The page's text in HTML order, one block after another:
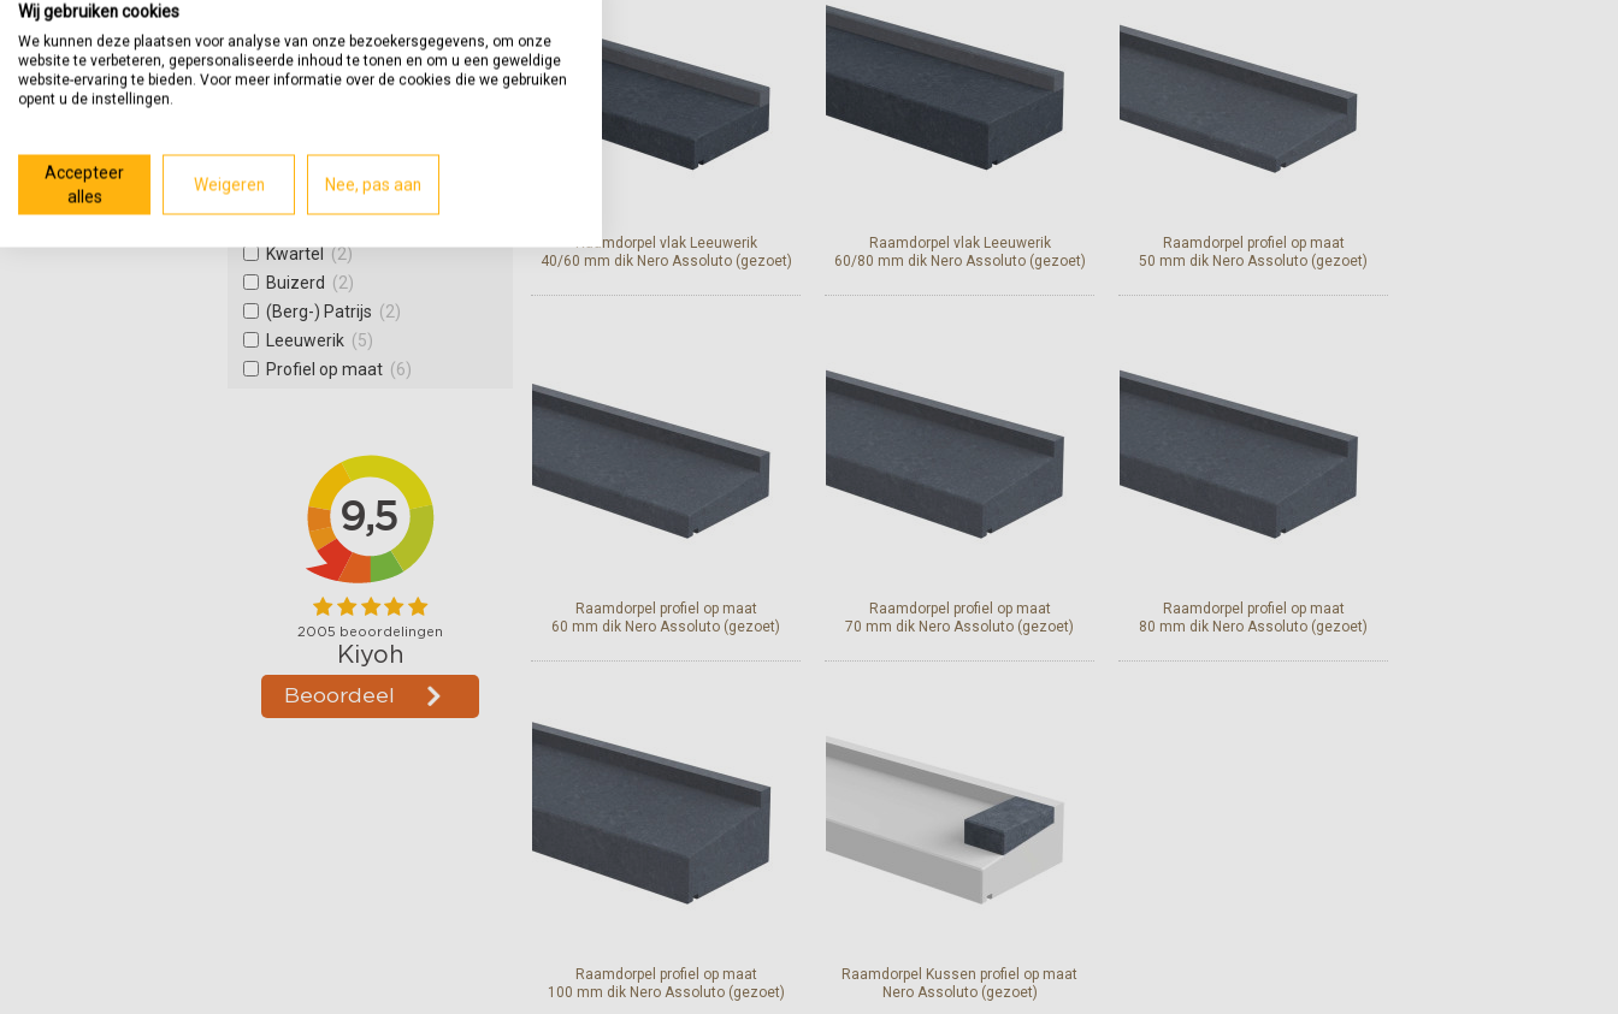
Raamdorpel vlak Leeuwerik
40/60 mm dik Nero Assoluto (gezoet)
Raamdorpel vlak Leeuwerik
60/80 mm dik Nero Assoluto (gezoet)
Raamdorpel profiel op maat
50 mm dik Nero Assoluto (gezoet)
Raamdorpel profiel op maat
60 mm dik Nero Assoluto (gezoet)
Raamdorpel profiel op maat
70 mm dik Nero Assoluto (gezoet)
Raamdorpel profiel op maat
80 mm dik Nero Assoluto (gezoet)
Raamdorpel profiel op maat
100 mm dik Nero Assoluto (gezoet)
Raamdorpel Kussen profiel op maat
Nero Assoluto (gezoet)
90 mm(1)
100 mm (1)
Kwartel (2)
Buizerd (2)
(Berg-) Patrijs (2)
Leeuwerik (5)
Profiel op maat (6)
Wij gebruiken cookies
We kunnen deze plaatsen voor analyse van onze bezoekersgegevens, om onze
website te verbeteren, gepersonaliseerde inhoud te tonen en om u een geweldige
website-ervaring te bieden. Voor meer informatie over de cookies die we gebruiken
opent u de instellingen.
Accepteer
alles
Weigeren Nee, pas aan